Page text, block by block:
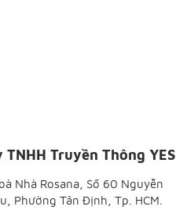
TNHH Truyền Thông YES
Nhà Rosana, Số 60 Nguyễn
Phường Tân Định, Tp. HCM.